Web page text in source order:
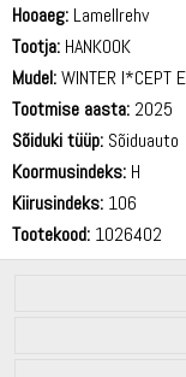
Hooaeg: Lamellrehv
Tootja: HANKOOK
Mudel:WINTER I*CEPT
Tootmise aasta: 2025
Sõiduki tüüp: Sõiduauto
Koormusindeks: H
Kiirusindeks: 106
Tootekood: 1026402